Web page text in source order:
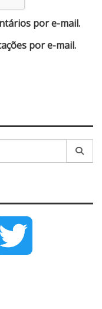
por e-mail.
por e-mail.